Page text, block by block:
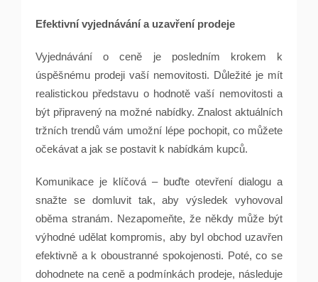
Efektivní vyjednávání a uzavření prodeje
Vyjednávání o ceně je posledním krokem k
úspěšnému prodeji vaší nemovitosti. Důležité je mít
realistickou představu o hodnotě vaší nemovitosti a
být připravený na možné nabídky. Znalost aktuálních
tržních trendů vám umožní lépe pochopit, co můžete
očekávat a jak se postavit k nabídkám kupců.
Komunikace je klíčová – buďte otevření dialogu a
snažte se domluvit tak, aby výsledek vyhovoval
oběma stranám. Nezapomeňte, že někdy může být
výhodné udělat kompromis, aby byl obchod uzavřen
efektivně a k oboustranné spokojenosti. Poté, co se
dohodnete na ceně a podmínkách prodeje, následuje